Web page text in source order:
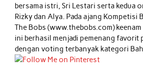
bersama istri, Sri Lestari serta kedua
Rizky dan Alya. Pada ajang Kompetisi
The Bobs (www.thebobs.com)
ini berhasil menjadi pemenang
dengan voting terbanyak kategori